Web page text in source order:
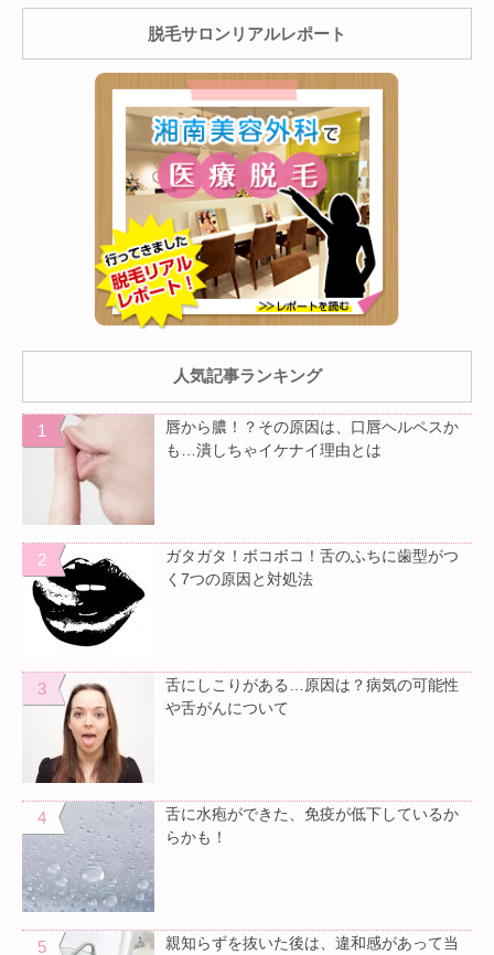
脱毛サロンリアルレポート
人気記事ランキング
唇から膿！？その原因は、口唇ヘルペスか
も…潰しちゃイケナイ理由とは
ガタガタ！ボコボコ！舌のふちに歯型がつ
く7つの原因と対処法
舌にしこりがある…原因は？病気の可能性
や舌がんについて
舌に水疱ができた、免疫が低下しているか
らかも！
親知らずを抜いた後は、違和感があって当